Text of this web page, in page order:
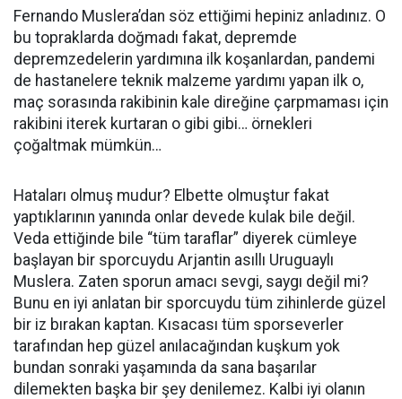
Fernando Muslera’dan söz ettiğimi hepiniz anladınız. O
bu topraklarda doğmadı fakat, depremde
depremzedelerin yardımına ilk koşanlardan, pandemi
de hastanelere teknik malzeme yardımı yapan ilk o,
maç sorasında rakibinin kale direğine çarpmaması için
rakibini iterek kurtaran o gibi gibi… örnekleri
çoğaltmak mümkün…
Hataları olmuş mudur? Elbette olmuştur fakat
yaptıklarının yanında onlar devede kulak bile değil.
Veda ettiğinde bile “tüm taraflar” diyerek cümleye
başlayan bir sporcuydu Arjantin asıllı Uruguaylı
Muslera. Zaten sporun amacı sevgi, saygı değil mi?
Bunu en iyi anlatan bir sporcuydu tüm zihinlerde güzel
bir iz bırakan kaptan. Kısacası tüm sporseverler
tarafından hep güzel anılacağından kuşkum yok
bundan sonraki yaşamında da sana başarılar
dilemekten başka bir şey denilemez. Kalbi iyi olanın